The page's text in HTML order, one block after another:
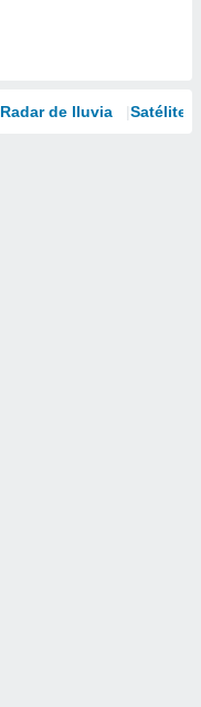
Radar de lluvia Satélites